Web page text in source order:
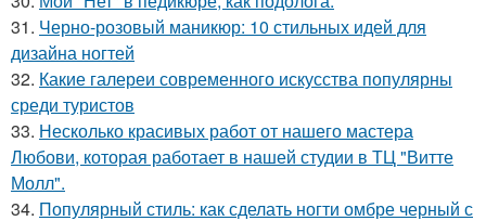
31. Черно-розовый маникюр: 10 стильных идей для
дизайна ногтей
32. Какие галереи современного искусства популярны
среди туристов
33. Несколько красивых работ от нашего мастера
Любови, которая работает в нашей студии в ТЦ "Витте
Молл".
34. Популярный стиль: как сделать ногти омбре черный с